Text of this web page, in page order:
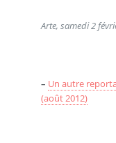
Arte, samedi 2
– Un autre
(août 2012)